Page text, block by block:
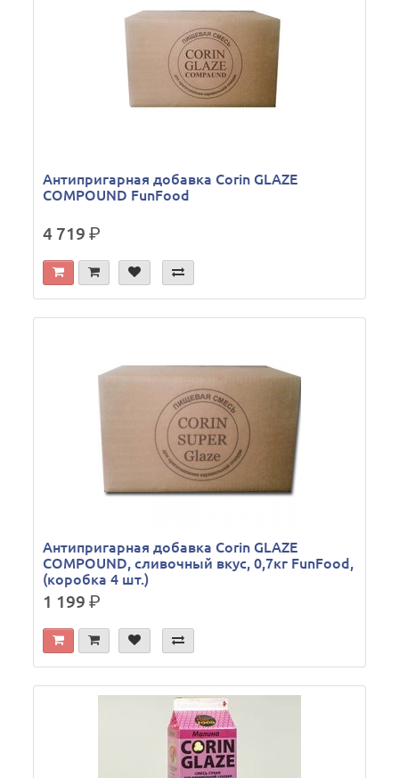
Антипригарная добавка Corin GLAZE
COMPOUND FunFood
4 719р.
Антипригарная добавка Corin GLAZE
COMPOUND, сливочный вкус, 0,7кг FunFood,
(коробка 4 шт.)
1 199р.